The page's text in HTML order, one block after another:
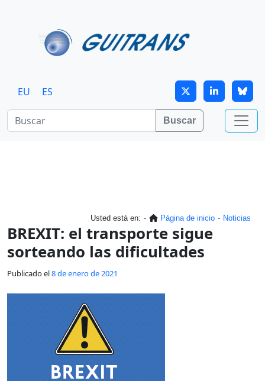
EU ES
Buscar
Usted está en: Página de inicio Noticias
BREXIT: el transporte sigue
sorteando las dificultades
Publicado el8 de enero de 2021